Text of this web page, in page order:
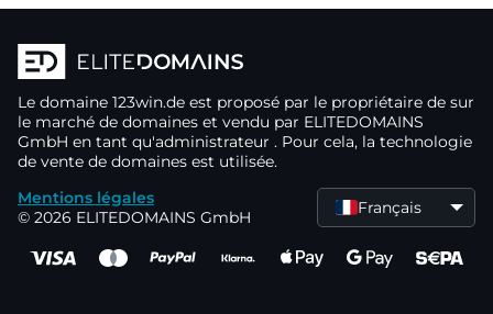
Le domaine 123win.de est proposé par le propriétaire de sur
le marché de domaines et vendu par ELITEDOMAINS
GmbH en tant qu'administrateur . Pour cela, la technologie
de vente de domaines est utilisée.
Mentions légales
© 2026 ELITEDOMAINS GmbH
Français